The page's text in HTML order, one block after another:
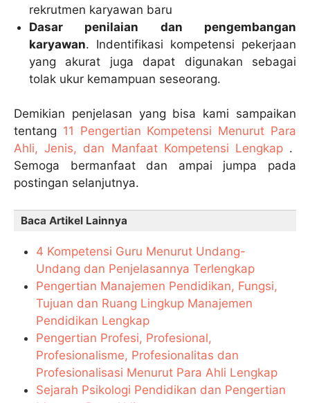
rekrutmen karyawan baru
Dasar penilaian dan pengembangan
karyawan. Indentifikasi kompetensi pekerjaan
yang akurat juga dapat digunakan sebagai
tolak ukur kemampuan seseorang.
Demikian penjelasan yang bisa kami sampaikan
tentang 11 Pengertian Kompetensi Menurut Para
Ahli, Jenis, dan Manfaat Kompetensi Lengkap.
Semoga bermanfaat dan ampai jumpa pada
postingan selanjutnya.
Baca Artikel Lainnya
4 Kompetensi Guru Menurut Undang-
Undang dan Penjelasannya Terlengkap
Pengertian Manajemen Pendidikan, Fungsi,
Tujuan dan Ruang Lingkup Manajemen
Pendidikan Lengkap
Pengertian Profesi, Profesional,
Profesionalisme, Profesionalitas dan
Profesionalisasi Menurut Para Ahli Lengkap
Sejarah Psikologi Pendidikan dan Pengertian